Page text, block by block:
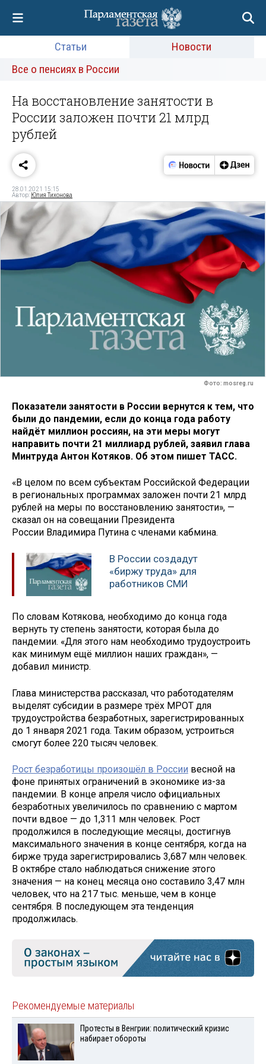
Статьи
Новости
Все о пенсиях в России
На восстановление занятости в
России заложен почти 21 млрд
рублей
28.01.2021 15:15
Автор: Юлия Тихонова
Фото: mosreg.ru
Показатели занятости в России вернутся к тем, что
были до пандемии, если до конца года работу
найдёт миллион россиян, на эти меры могут
направить почти 21 миллиард рублей, заявил глава
Минтруда Антон Котяков. Об этом пишет ТАСС.
«В целом по всем субъектам Российской Федерации
в региональных программах заложен почти 21 млрд
рублей на меры по восстановлению занятости», —
сказал он на совещании Президента
России Владимира Путина с членами кабмина.
В России создадут
«биржу труда» для
работников СМИ
По словам Котякова, необходимо до конца года
вернуть ту степень занятости, которая была до
пандемии. «Для этого нам необходимо трудоустроить
как минимум ещё миллион наших граждан», —
добавил министр.
Глава министерства рассказал, что работодателям
выделят субсидии в размере трёх МРОТ для
трудоустройства безработных, зарегистрированных
до 1 января 2021 года. Таким образом, устроиться
смогут более 220 тысяч человек.
Рост безработицы произошёл в России весной на
фоне принятых ограничений в экономике из-за
пандемии. В конце апреля число официальных
безработных увеличилось по сравнению с мартом
почти вдвое — до 1,311 млн человек. Рост
продолжился в последующие месяцы, достигнув
максимального значения в конце сентября, когда на
бирже труда зарегистрировались 3,687 млн человек.
В октябре стало наблюдаться снижение этого
значения — на конец месяца оно составило 3,47 млн
человек, что на 217 тыс. меньше, чем в конце
сентября. В последующем эта тенденция
продолжилась.
Рекомендуемые материалы
Протесты в Венгрии: политический кризис
набирает обороты